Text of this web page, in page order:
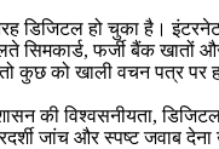
डिजिटल हो चुका है।
सिमकार्ड, फर्जी बैंक खातों
कुछ को खाली वचन पत्र
की विश्वसनीयता,
जांच और स्पष्ट जवाब